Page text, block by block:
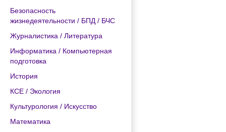
Безопасность
жизнедеятельности / БПД / БЧС
Журналистика / Литература
Информатика / Компьютерная
подготовка
История
КСЕ / Экология
Культурология / Искусство
Математика